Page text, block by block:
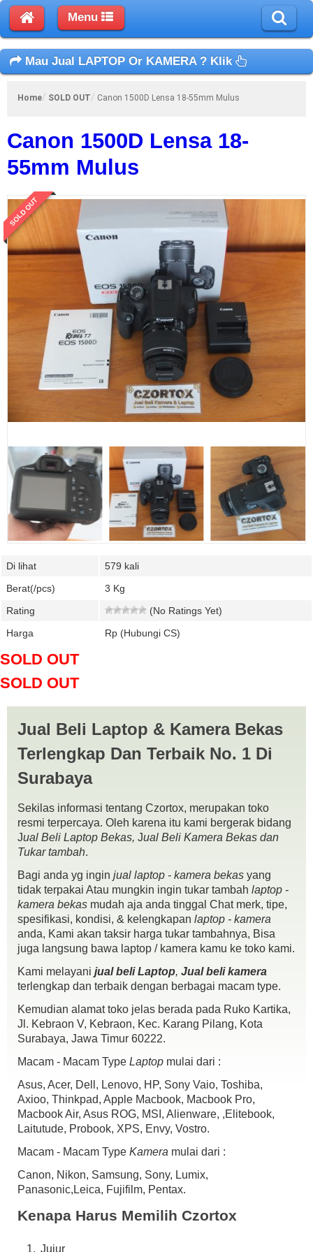
Menu
Mau Jual LAPTOP Or KAMERA ? Klik
Home SOLD OUT Canon 1500D Lensa 18-55mm Mulus
Canon 1500D Lensa 18-
55mm Mulus
SOLD OUT
Di lihat
579 kali
Berat(/pcs)
3 Kg
Rating
(No Ratings Yet)
Harga
Rp (Hubungi CS)
SOLD OUT
SOLD OUT
Spek :
Sensor CMOS APS-C 24,1 megapiksel & DIGIC 4+
ISO 100 – 6400 Standar (dapat diperluas hingga 12800)
Mendukung Wi-Fi dan NFC.
Kondisi :
fisik mulus 97%
mesin normal semua.,
No Minus
unit
batre
cas
Strap
lensa kit
harga Alhamdulillah Soldout Siapa cepat dy dapat,.,emoticon-Cool
IG : czortox
fast response W.A 0898 ~ 9838 ~ 632 Telp 081230401855
COD Kebraon Gang V, Pertokoan Giant Express L05 ( depan
Jual Beli Laptop & Kamera Bekas
Terlengkap Dan Terbaik No. 1 Di
Surabaya
Sekilas informasi tentang Czortox, merupakan toko
resmi terpercaya. Oleh karena itu kami bergerak bidang
Jual Beli Laptop Bekas, Jual Beli Kamera Bekas dan
Tukar tambah.
Bagi anda yg ingin jual laptop - kamera bekas yang
tidak terpakai Atau mungkin ingin tukar tambah laptop -
kamera bekas mudah aja anda tinggal Chat merk, tipe,
spesifikasi, kondisi, & kelengkapan laptop - kamera
anda, Kami akan taksir harga tukar tambahnya, Bisa
juga langsung bawa laptop / kamera kamu ke toko kami.
Kami melayani jual beli Laptop, Jual beli kamera
terlengkap dan terbaik dengan berbagai macam type.
Kemudian alamat toko jelas berada pada Ruko Kartika,
Jl. Kebraon V, Kebraon, Kec. Karang Pilang, Kota
Surabaya, Jawa Timur 60222.
Macam - Macam Type Laptop mulai dari :
Asus, Acer, Dell, Lenovo, HP, Sony Vaio, Toshiba,
Axioo, Thinkpad, Apple Macbook, Macbook Pro,
Macbook Air, Asus ROG, MSI, Alienware, ,Elitebook,
Laitutude, Probook, XPS, Envy, Vostro.
Macam - Macam Type Kamera mulai dari :
Canon, Nikon, Samsung, Sony, Lumix,
Panasonic,Leica, Fujifilm, Pentax.
Kenapa Harus Memilih Czortox
Jujur